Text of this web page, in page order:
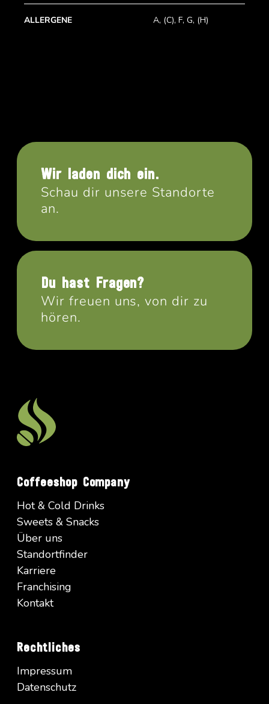
ALLERGENE A, (C), F, G, (H)
Wir laden dich ein.
Schau dir unsere Standorte
an.
Du hast Fragen?
Wir freuen uns, von dir zu
hören.
Coffeeshop Company
Hot & Cold Drinks
Sweets & Snacks
Über uns
Standortfinder
Karriere
Franchising
Kontakt
Rechtliches
Impressum
Datenschutz